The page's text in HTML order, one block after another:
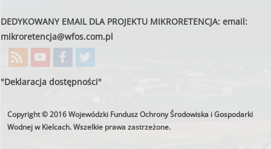
DEDYKOWANY EMAIL DLA PROJEKTU MIKRORETENCJA: email:
mikroretencja@wfos.com.pl
"Deklaracja dostępności"
Copyright © 2016 Wojewódzki Fundusz Ochrony Środowiska i Gospodarki
Wodnej w Kielcach. Wszelkie prawa zastrzeżone.